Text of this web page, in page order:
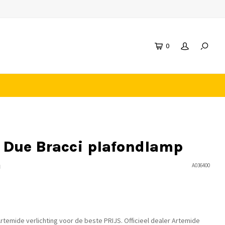
0
Bracci plafondlamp
A036400
verlichting voor de beste PRIJS. Officieel dealer Artemide